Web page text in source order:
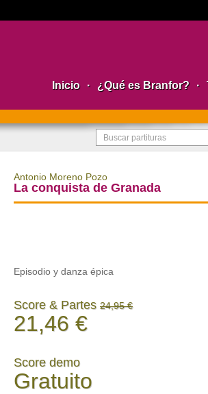
Inicio · ¿Qué es Branfor? ·
Antonio Moreno Pozo
La conquista de Granada
Episodio y danza épica
Score & Partes 24,95 €
21,46 €
Score demo
Gratuito